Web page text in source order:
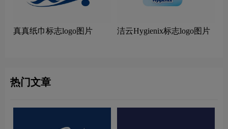
真真纸巾标志logo图片 洁云Hygienix标志logo图片
热门文章